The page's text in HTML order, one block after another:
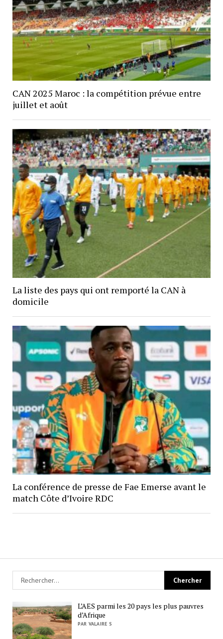
CAN 2025 Maroc : la compétition prévue entre
juillet et août
La liste des pays qui ont remporté la CAN à
domicile
La conférence de presse de Fae Emerse avant le
match Côte d’Ivoire RDC
L’AES parmi les 20 pays les plus pauvres
d’Afrique
PAR VALAIRE S